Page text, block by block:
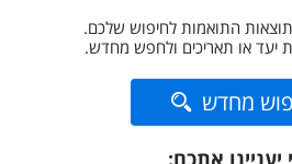
התואמות לחיפוש שלכם.
יעד או תאריכים ולחפש מחדש.
מחדש
יעניינו אתכם: